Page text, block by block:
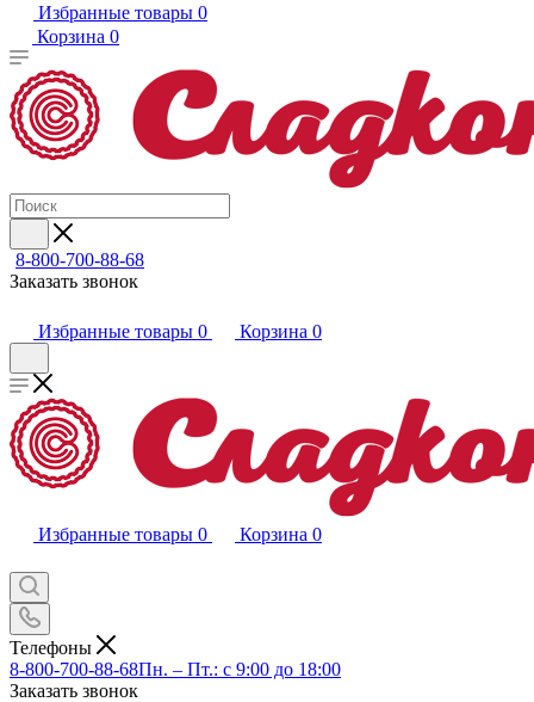
Избранные товары 0
Корзина 0
8-800-700-88-68
Заказать звонок
Избранные товары 0 Корзина 0
Избранные товары 0 Корзина 0
Телефоны
8-800-700-88-68Пн. – Пт.: с 9:00 до 18:00
Заказать звонок